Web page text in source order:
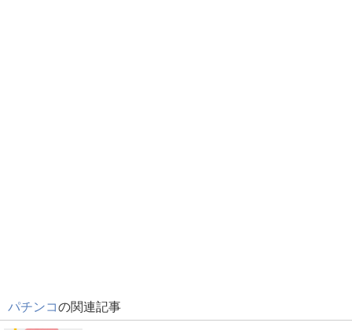
パチンコの関連記事